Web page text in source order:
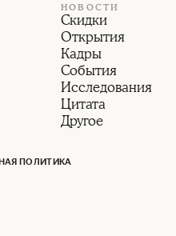
НОВОСТИ
Скидки
Открытия
Кадры
События
Исследования
Цитата
Другое
ПОЛИТИКА